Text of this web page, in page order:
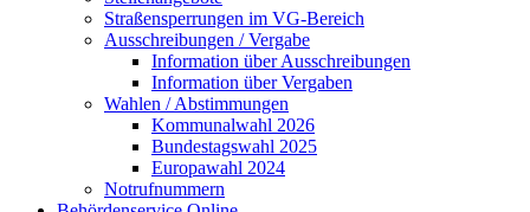
Straßensperrungen im VG-Bereich
Ausschreibungen / Vergabe
Information über Ausschreibungen
Information über Vergaben
Wahlen / Abstimmungen
Kommunalwahl 2026
Bundestagswahl 2025
Europawahl 2024
Notrufnummern